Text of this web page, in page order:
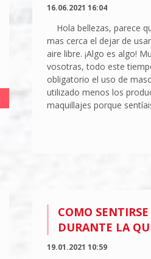
16.06.2021 16:04
Hola bellezas, parece
mas cerca el dejar de
aire libre. ¡Algo es algo!
vosotras, todo este
obligatorio el uso de
utilizado menos los
maquillajes porque
COMO
DURANTE LA
19.01.2021 10:59